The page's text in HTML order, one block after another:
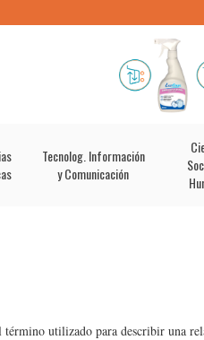
Tecnolog. Información
y Comunicación
utilizado para describir una